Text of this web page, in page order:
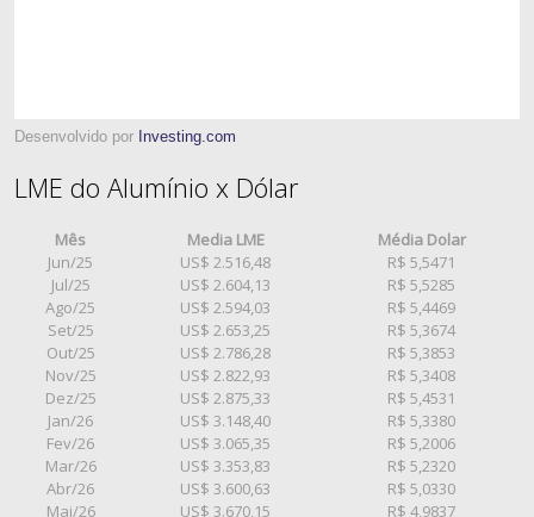
Desenvolvido por Investing.com
LME do Alumínio x Dólar
Mês Media LME
Média Dolar
Jun/25
US$ 2.516,48
R$ 5,5471
Jul/25
US$ 2.604,13
R$ 5,5285
Ago/25
US$ 2.594,03
R$ 5,4469
Set/25
US$ 2.653,25
R$ 5,3674
Out/25
US$ 2.786,28
R$ 5,3853
Nov/25
US$ 2.822,93
R$ 5,3408
Dez/25
US$ 2.875,33
R$ 5,4531
Jan/26
US$ 3.148,40
R$ 5,3380
Fev/26
US$ 3.065,35
R$ 5,2006
Mar/26
US$ 3.353,83
R$ 5,2320
Abr/26
US$ 3.600,63
R$ 5,0330
Mai/26
US$ 3.670,15
R$ 4,9837